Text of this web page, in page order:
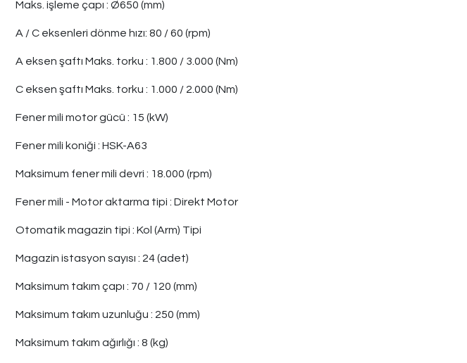
Maks. işleme çapı : Ø650 (mm)
A / C eksenleri dönme hızı: 80 / 60 (rpm)
A eksen şaftı Maks. torku : 1.800 / 3.000 (Nm)
C eksen şaftı Maks. torku : 1.000 / 2.000 (Nm)
Fener mili motor gücü : 15 (kW)
Fener mili koniği : HSK-A63
Maksimum fener mili devri : 18.000 (rpm)
Fener mili - Motor aktarma tipi : Direkt Motor
Otomatik magazin tipi : Kol (Arm) Tipi
Magazin istasyon sayısı : 24 (adet)
Maksimum takım çapı : 70 / 120 (mm)
Maksimum takım uzunluğu : 250 (mm)
Maksimum takım ağırlığı : 8 (kg)